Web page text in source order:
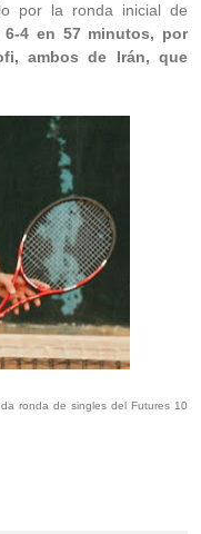
por la ronda inicial de
4 en 57 minutos, por
ambos de Irán, que
ronda de singles del Futures 10